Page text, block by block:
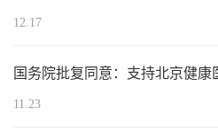
12.17
国务院批复同意：支持北京健康
11.23